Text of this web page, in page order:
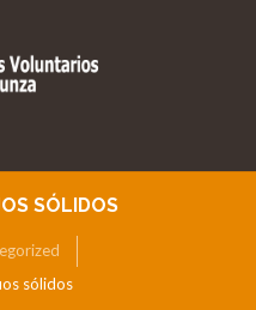
SÓLIDOS
sólidos